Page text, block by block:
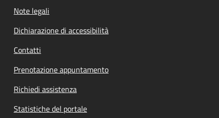
Note legali
Dichiarazione di accessibilità
Contatti
Prenotazione appuntamento
Richiedi assistenza
Statistiche del portale